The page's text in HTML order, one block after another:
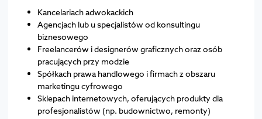
Kancelariach adwokackich
Agencjach lub u specjalistów od konsultingu
biznesowego
Freelancerów i designerów graficznych oraz osób
pracujących przy modzie
Spółkach prawa handlowego i firmach z obszaru
marketingu cyfrowego
Sklepach internetowych, oferujących produkty dla
profesjonalistów (np. budownictwo, remonty)